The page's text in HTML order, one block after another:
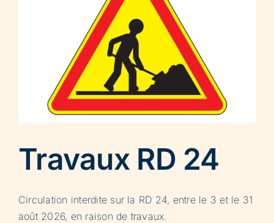
Travaux RD 24
Circulation interdite sur la RD 24, entre le 3 et le 31
août 2026, en raison de travaux.